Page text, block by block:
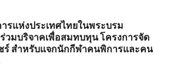
แห่งประเทศไทยในพระบรม
มบริจาคเพื่อสมทบทุน โครงการจัด
ร์ สำหรับแจกนักกีฬาคนพิการและคน